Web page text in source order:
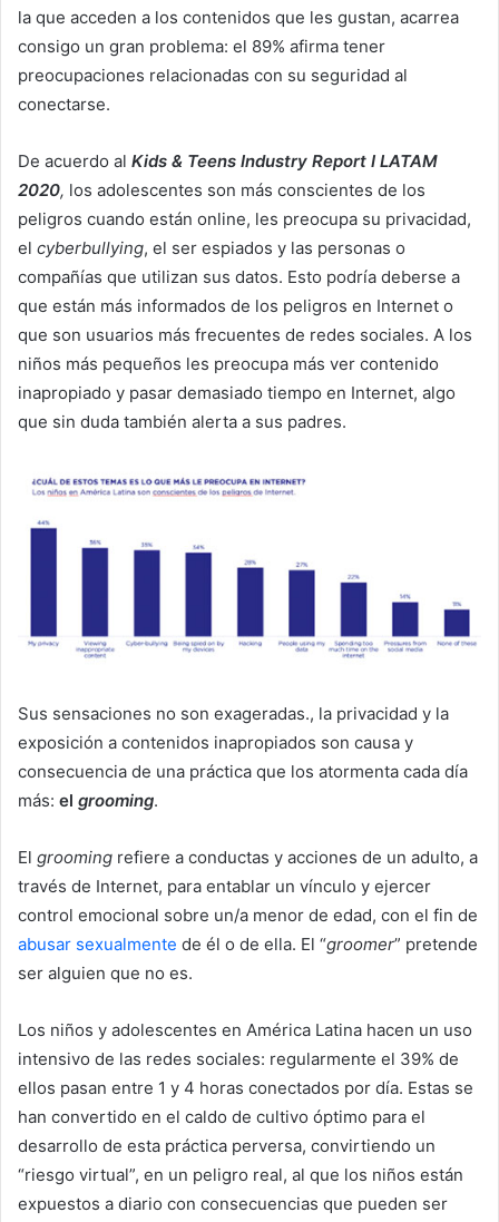
la que acceden a los contenidos que les gustan, acarrea
consigo un gran problema: el 89% afirma tener
preocupaciones relacionadas con su seguridad al
conectarse.
De acuerdo al Kids & Teens Industry Report I LATAM
2020, los adolescentes son más conscientes de los
peligros cuando están online, les preocupa su privacidad,
el cyberbullying, el ser espiados y las personas o
compañías que utilizan sus datos. Esto podría deberse a
que están más informados de los peligros en Internet o
que son usuarios más frecuentes de redes sociales. A los
niños más pequeños les preocupa más ver contenido
inapropiado y pasar demasiado tiempo en Internet, algo
que sin duda también alerta a sus padres.
Sus sensaciones no son exageradas., la privacidad y la
exposición a contenidos inapropiados son causa y
consecuencia de una práctica que los atormenta cada día
más: el grooming.
El grooming refiere a conductas y acciones de un adulto, a
través de Internet,​ para entablar un vínculo y ejercer
control emocional sobre un/a menor de edad, con el fin de
abusar sexualmente de él o de ella. El “groomer” pretende
ser alguien que no es.
Los niños y adolescentes en América Latina hacen un uso
intensivo de las redes sociales: regularmente el 39% de
ellos pasan entre 1 y 4 horas conectados por día. Estas se
han convertido en el caldo de cultivo óptimo para el
desarrollo de esta práctica perversa, convirtiendo un
“riesgo virtual”, en un peligro real, al que los niños están
expuestos a diario con consecuencias que pueden ser